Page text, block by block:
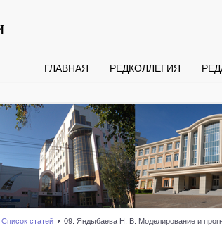
ГЛАВНАЯ РЕДКОЛЛЕГИЯ
статей
09. Яндыбаева Н. В. Моделирование и